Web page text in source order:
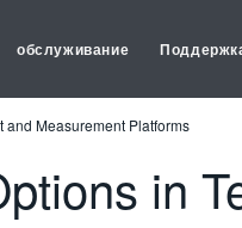
обслуживание
and Measurement Platforms
in